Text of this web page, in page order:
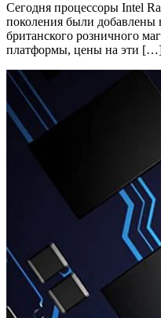
Сегодня процессоры Intel
поколения были добавлены
британского розничного
платформы, цены на эти